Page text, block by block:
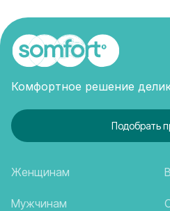
Комфортное решение
Подобрать
Женщинам
Мужчинам